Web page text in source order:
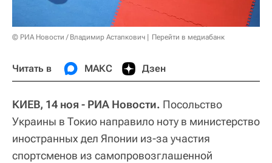
© РИА Новости / Владимир Астапкович Перейти в медиабанк
Читать в МАКС Дзен
КИЕВ, 14 ноя - РИА Новости. Посольство
Украины в Токио направило ноту в министерство
иностранных дел Японии из-за участия
спортсменов из самопровозглашенной